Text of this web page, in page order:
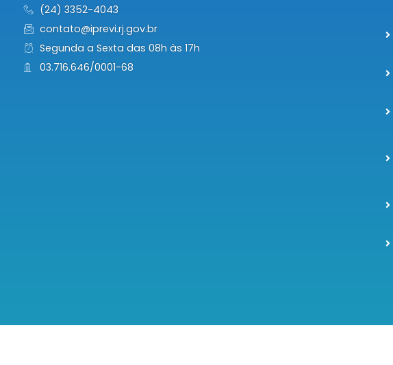
(24) 3352-4043
contato@iprevi.rj.gov.br
Segunda a Sexta das 08h às 17h
03.716.646/0001-68